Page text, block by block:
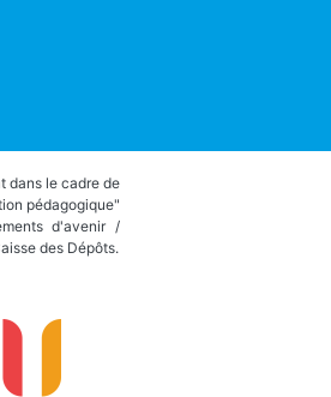
dans le cadre de
pédagogique"
d'avenir /
des Dépôts.